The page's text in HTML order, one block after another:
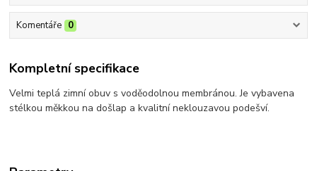
Komentáře 0
Kompletní specifikace
Velmi teplá zimní obuv s voděodolnou membránou. Je vybavena
stélkou měkkou na došlap a kvalitní neklouzavou podešví.